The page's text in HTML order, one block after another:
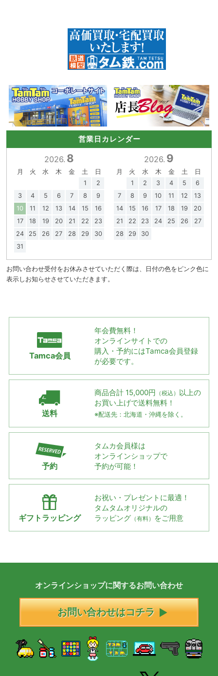
営業日カレンダー
2026. 8
月 火 水 木 金 土
日
1
2
3
4 5 6 7 8
9
10
11 12 13 14 15
16
17
18 19 20 21 22
23
24
25 26 27 28 29
30
31
2026. 9
月 火 水 木 金 土
日
1
2 3 4 5
6
7
8 9 10 11 12
13
14
15 16 17 18 19
20
21
22 23 24 25 26
27
28
29 30
お問い合わせ受付をお休みさせていただく際は、日付の色をピンク色に
表示しお知らせさせていただきます。
Tamca会員
年会費無料！
オンラインサイトでの
購入・予約にはTamca会員登録
が必要です。
送料
商品合計 15,000円 （税込） 以上の
お買い上げで送料無料！
※配送先：北海道・沖縄を除く。
予約
タムカ会員様は
オンラインショップで
予約が可能！
ギフトラッピング
お祝い・プレゼントに最適！
タムタムオリジナルの
ラッピング （有料） をご用意
オンラインショップに関するお問い合わせ
お問い合わせはコチラ